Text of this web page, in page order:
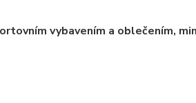
vybavením a oblečením,